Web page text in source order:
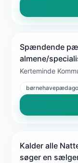
Spændende
almene/
Kerteminde
Kalder alle
søger en